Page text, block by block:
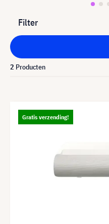
Filter
2 Producten
Gratis verzending!